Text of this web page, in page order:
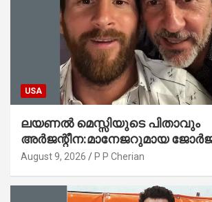
USA
ലയണൽ മെസ്സിയുടെ പിതാവും
അർജന്റീന:മാനേജറുമായ ജോർജ്
അന്തരിച്ചു
August 9, 2026 P P Cherian